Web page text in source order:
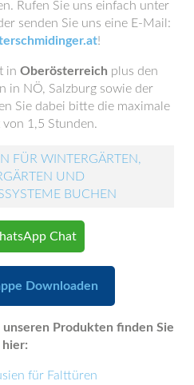
Rufen Sie uns einfach unter
senden Sie uns eine E-Mail:
!
in Oberösterreich plus den
in NÖ, Salzburg sowie der
Sie dabei bitte die maximale
1,5 Stunden.
FÜR WINTERGÄRTEN,
UND
BUCHEN
Chat
Downloaden
Produkten finden Sie
hier:
für Falttüren